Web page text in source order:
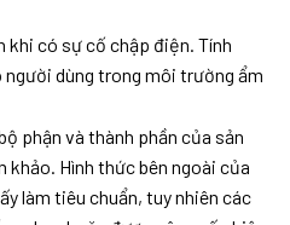
có sự cố chập điện. Tính
người dùng trong môi trường ẩm
phận và thành phần của sản
khảo. Hình thức bên ngoài của
làm tiêu chuẩn, tuy nhiên các